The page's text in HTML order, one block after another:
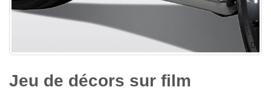
Jeu de décors sur film